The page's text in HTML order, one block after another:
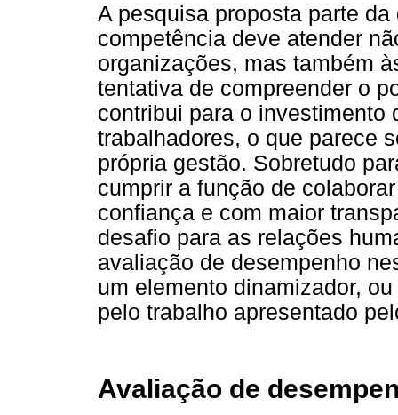
A pesquisa proposta parte
competência deve atender
organizações, mas também
tentativa de compreender o
contribui para o investimento
trabalhadores, o que parece
própria gestão. Sobretudo
cumprir a função de
confiança e com maior
desafio para as relações
avaliação de desempenho
um elemento dinamizador,
pelo trabalho apresentado
Avaliação de